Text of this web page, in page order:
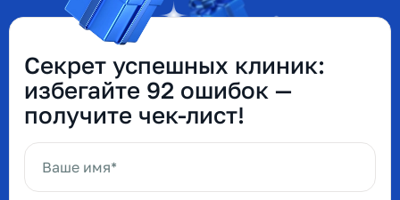
Секрет успешных клиник:
избегайте 92 ошибок —
получите чек-лист!